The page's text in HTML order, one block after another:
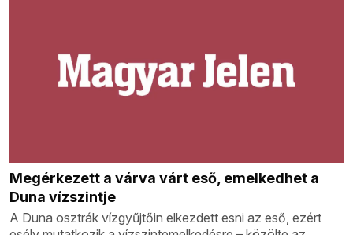
Megérkezett a várva várt eső, emelkedhet a
Duna vízszintje
A Duna osztrák vízgyűjtőin elkezdett esni az eső, ezért